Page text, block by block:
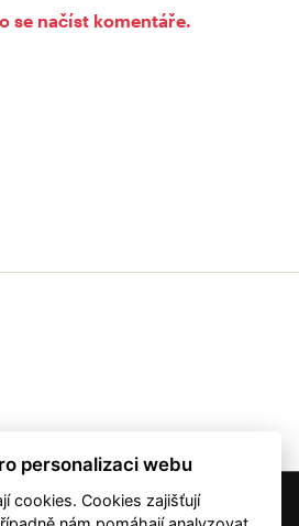
se načíst komentáře.
News a dodavatelé obsahu. |
personalizaci webu
cookies. Cookies zajišťují